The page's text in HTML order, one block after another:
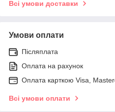
Всі умови доставки
Умови оплати
Післяплата
Оплата на рахунок
Оплата карткою Visa,
Всі умови оплати